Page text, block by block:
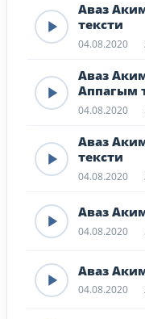
Аваз
тексти
04.08.2020
Аваз
Аппагым
04.08.2020
Аваз
тексти
04.08.2020
Аваз
04.08.2020
Аваз
04.08.2020